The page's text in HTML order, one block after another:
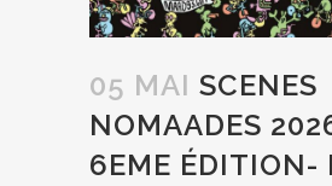
05 MAI SCENES
NOMAADES
6EME ÉDITION-